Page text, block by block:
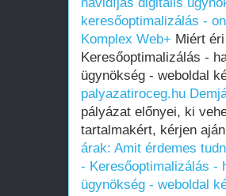
keresőoptimalizálás -
Komplex Web+ Miért
Keresőoptimalizálás -
ügynökség - weboldal
palyazatiroceg.hu
pályázat előnyei, ki
tartalmakért, kérjen
árak: Amit érdemes
- Keresőoptimalizálás -
ügynökség - weboldal